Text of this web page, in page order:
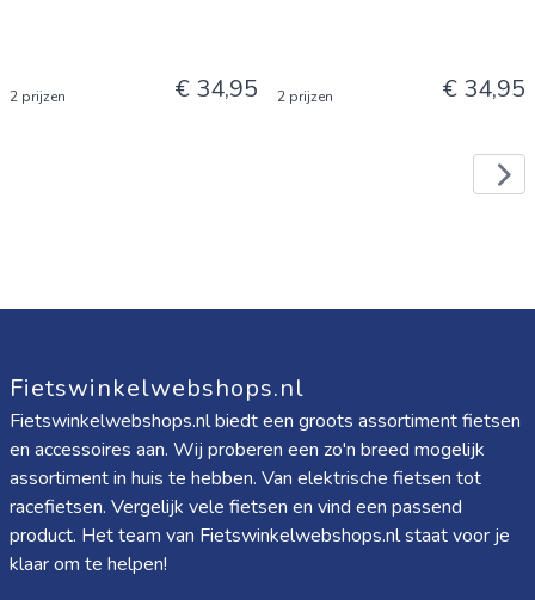
2 prijzen € 34,95 2 prijzen € 34,95
Fietswinkelwebshops.nl
Fietswinkelwebshops.nl biedt een groots assortiment fietsen
en accessoires aan. Wij proberen een zo'n breed mogelijk
assortiment in huis te hebben. Van elektrische fietsen tot
racefietsen. Vergelijk vele fietsen en vind een passend
product. Het team van Fietswinkelwebshops.nl staat voor je
klaar om te helpen!